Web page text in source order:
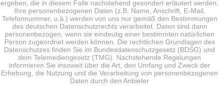
ergeben, die in diesem Falle nachstehend gesondert erläutert werden.
Ihre personenbezogenen Daten (z.B. Name, Anschrift, E-Mail,
Telefonnummer, u.ä.) werden von uns nur gemäß den Bestimmungen
des deutschen Datenschutzrechts verarbeitet. Daten sind dann
personenbezogen, wenn sie eindeutig einer bestimmten natürlichen
Person zugeordnet werden können. Die rechtlichen Grundlagen des
Datenschutzes finden Sie im Bundesdatenschutzgesetz (BDSG) und
dem Telemediengesetz (TMG). Nachstehende Regelungen
informieren Sie insoweit über die Art, den Umfang und Zweck der
Erhebung, die Nutzung und die Verarbeitung von personenbezogenen
Daten durch den Anbieter